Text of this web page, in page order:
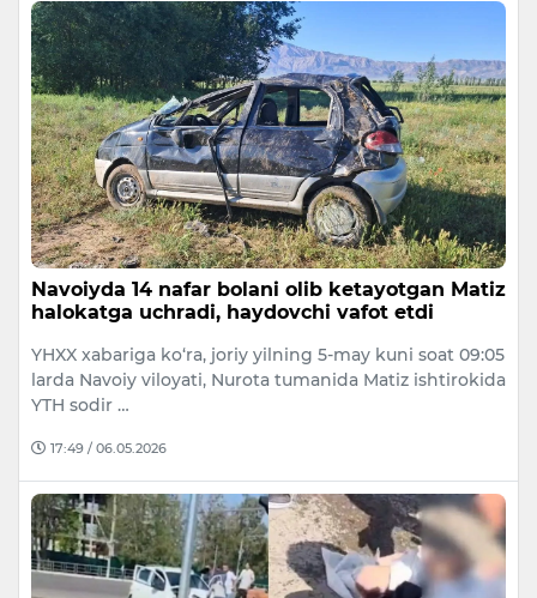
Navoiyda 14 nafar bolani olib ketayotgan Matiz
halokatga uchradi, haydovchi vafot etdi
YHXX xabariga ko‘ra, joriy yilning 5-may kuni soat 09:05
larda Navoiy viloyati, Nurota tumanida Matiz ishtirokida
YTH sodir …
17:49 / 06.05.2026